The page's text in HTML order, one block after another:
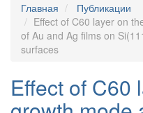
Главная
Публикации
Effect of C60 layer on
of Au and Ag films on
surfaces
Effect of C60